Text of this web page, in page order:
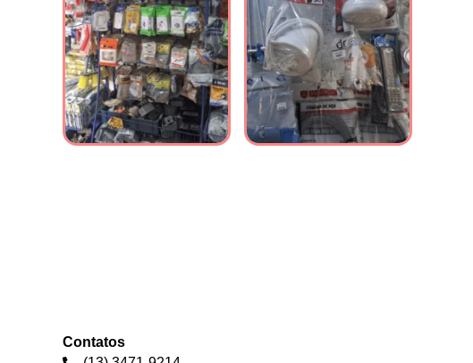
Contatos